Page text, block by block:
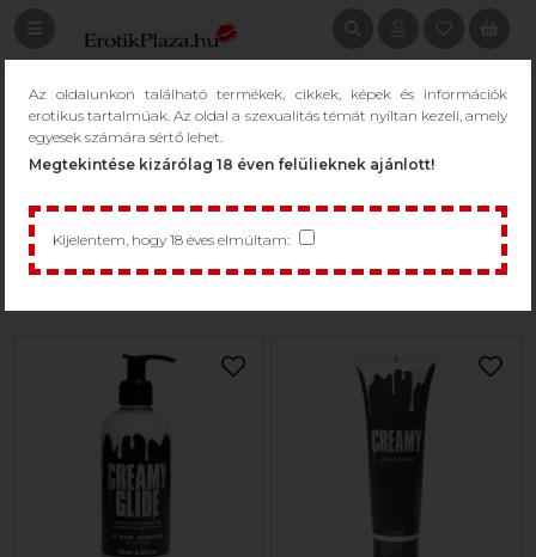
Az oldalunkon található termékek, cikkek, képek és információk
erotikus tartalmúak. Az oldal a szexualitás témát nyíltan kezeli, amely
egyesek számára sértő lehet.
Megtekintése kizárólag 18 éven felülieknek ajánlott!
Kijelentem, hogy 18 éves elmúltam:
KERESÉS: MŰSPERMA
/Keresés: Műsperma
1 - 13 / 13 termék